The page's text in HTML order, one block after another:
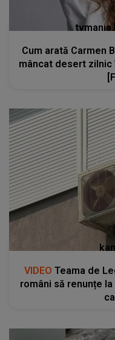
Cum arată Carmen
mâncat desert zilnic
VIDEO Teama de
români să renunțe